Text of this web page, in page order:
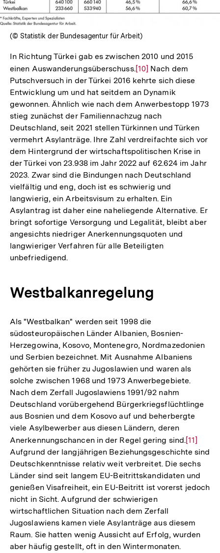
(© Statistik der Bundesagentur für Arbeit)
In Richtung Türkei gab es zwischen 2010 und 2015
einen Auswanderungsüberschuss.Zur
Auflösung
der
Fußnote
[10] Nach dem
Putschversuch in der Türkei 2016 kehrte sich diese
Entwicklung um und hat seitdem an Dynamik
gewonnen. Ähnlich wie nach dem Anwerbestopp 1973
stieg zunächst der Familiennachzug nach
Deutschland, seit 2021 stellen Türkinnen und Türken
vermehrt Asylanträge. Ihre Zahl verdreifachte sich vor
dem Hintergrund der wirtschaftspolitischen Krise in
der Türkei von 23.938 im Jahr 2022 auf 62.624 im Jahr
2023. Zwar sind die Bindungen nach Deutschland
vielfältig und eng, doch ist es schwierig und
langwierig, ein Arbeitsvisum zu erhalten. Ein
Asylantrag ist daher eine naheliegende Alternative. Er
bringt sofortige Versorgung und Legalität, bleibt aber
angesichts niedriger Anerkennungsquoten und
langwieriger Verfahren für alle Beteiligten
unbefriedigend.
Westbalkanregelung
Als "Westbalkan" werden seit 1998 die
südosteuropäischen Länder Albanien, Bosnien-
Herzegowina, Kosovo, Montenegro, Nordmazedonien
und Serbien bezeichnet. Mit Ausnahme Albaniens
gehörten sie früher zu Jugoslawien und waren als
solche zwischen 1968 und 1973 Anwerbegebiete.
Nach dem Zerfall Jugoslawiens 1991/92 nahm
Deutschland vorübergehend Bürgerkriegsflüchtlinge
aus Bosnien und dem Kosovo auf und beherbergte
viele Asylbewerber aus diesen Ländern, deren
Anerkennungschancen in der Regel gering sind.Zur
der
Fußnote
[11]
Aufgrund der langjährigen Beziehungsgeschichte sind
Deutschkenntnisse relativ weit verbreitet. Die sechs
Länder sind seit langem EU-Beitrittskandidaten und
genießen Visafreiheit, ein EU-Beitritt ist vorerst jedoch
nicht in Sicht. Aufgrund der schwierigen
wirtschaftlichen Situation nach dem Zerfall
Jugoslawiens kamen viele Asylanträge aus diesem
Raum. Sie hatten wenig Aussicht auf Erfolg, wurden
aber häufig gestellt, oft in den Wintermonaten.